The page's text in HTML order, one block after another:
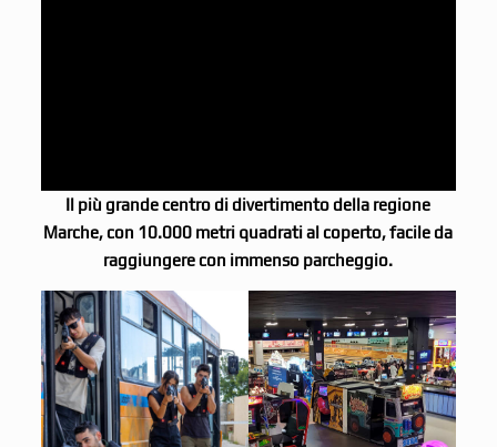
Il più grande centro di divertimento della regione
Marche, con 10.000 metri quadrati al coperto, facile da
raggiungere con immenso parcheggio.